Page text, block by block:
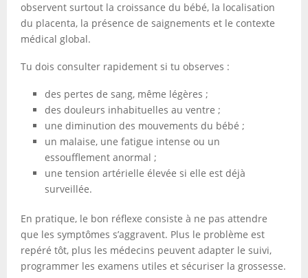
observent surtout la croissance du bébé, la localisation
du placenta, la présence de saignements et le contexte
médical global.
Tu dois consulter rapidement si tu observes :
des pertes de sang, même légères ;
des douleurs inhabituelles au ventre ;
une diminution des mouvements du bébé ;
un malaise, une fatigue intense ou un
essoufflement anormal ;
une tension artérielle élevée si elle est déjà
surveillée.
En pratique, le bon réflexe consiste à ne pas attendre
que les symptômes s’aggravent. Plus le problème est
repéré tôt, plus les médecins peuvent adapter le suivi,
programmer les examens utiles et sécuriser la grossesse.